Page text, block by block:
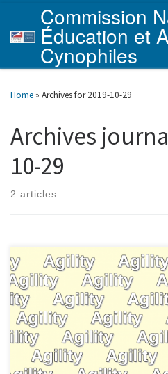
Skip to content
Commission
Éducation et
Cynophiles
Home » Archives for 2019-10-29
Archives
10-29
2 articles